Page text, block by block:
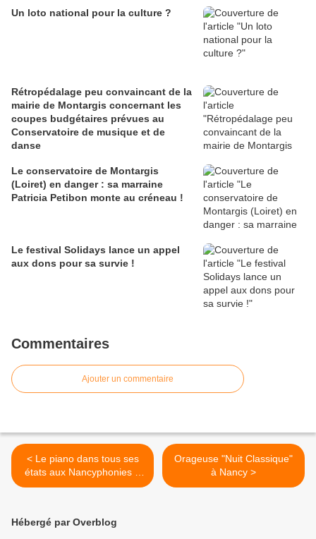
Un loto national pour la culture ?
Rétropédalage peu convaincant de la
mairie de Montargis concernant les
coupes budgétaires prévues au
Conservatoire de musique et de
danse
Le conservatoire de Montargis
(Loiret) en danger : sa marraine
Patricia Petibon monte au créneau !
Le festival Solidays lance un appel
aux dons pour sa survie !
Commentaires
Ajouter un commentaire
< Le piano dans tous ses
états aux Nancyphonies –
Un voyage en trois escales
Orageuse "Nuit Classique"
à Nancy >
Hébergé par Overblog